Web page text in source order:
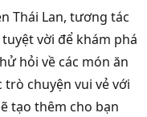
Thái Lan, tương tác
vời để khám phá
hỏi về các món ăn
chuyện vui vẻ với
tạo thêm cho bạn